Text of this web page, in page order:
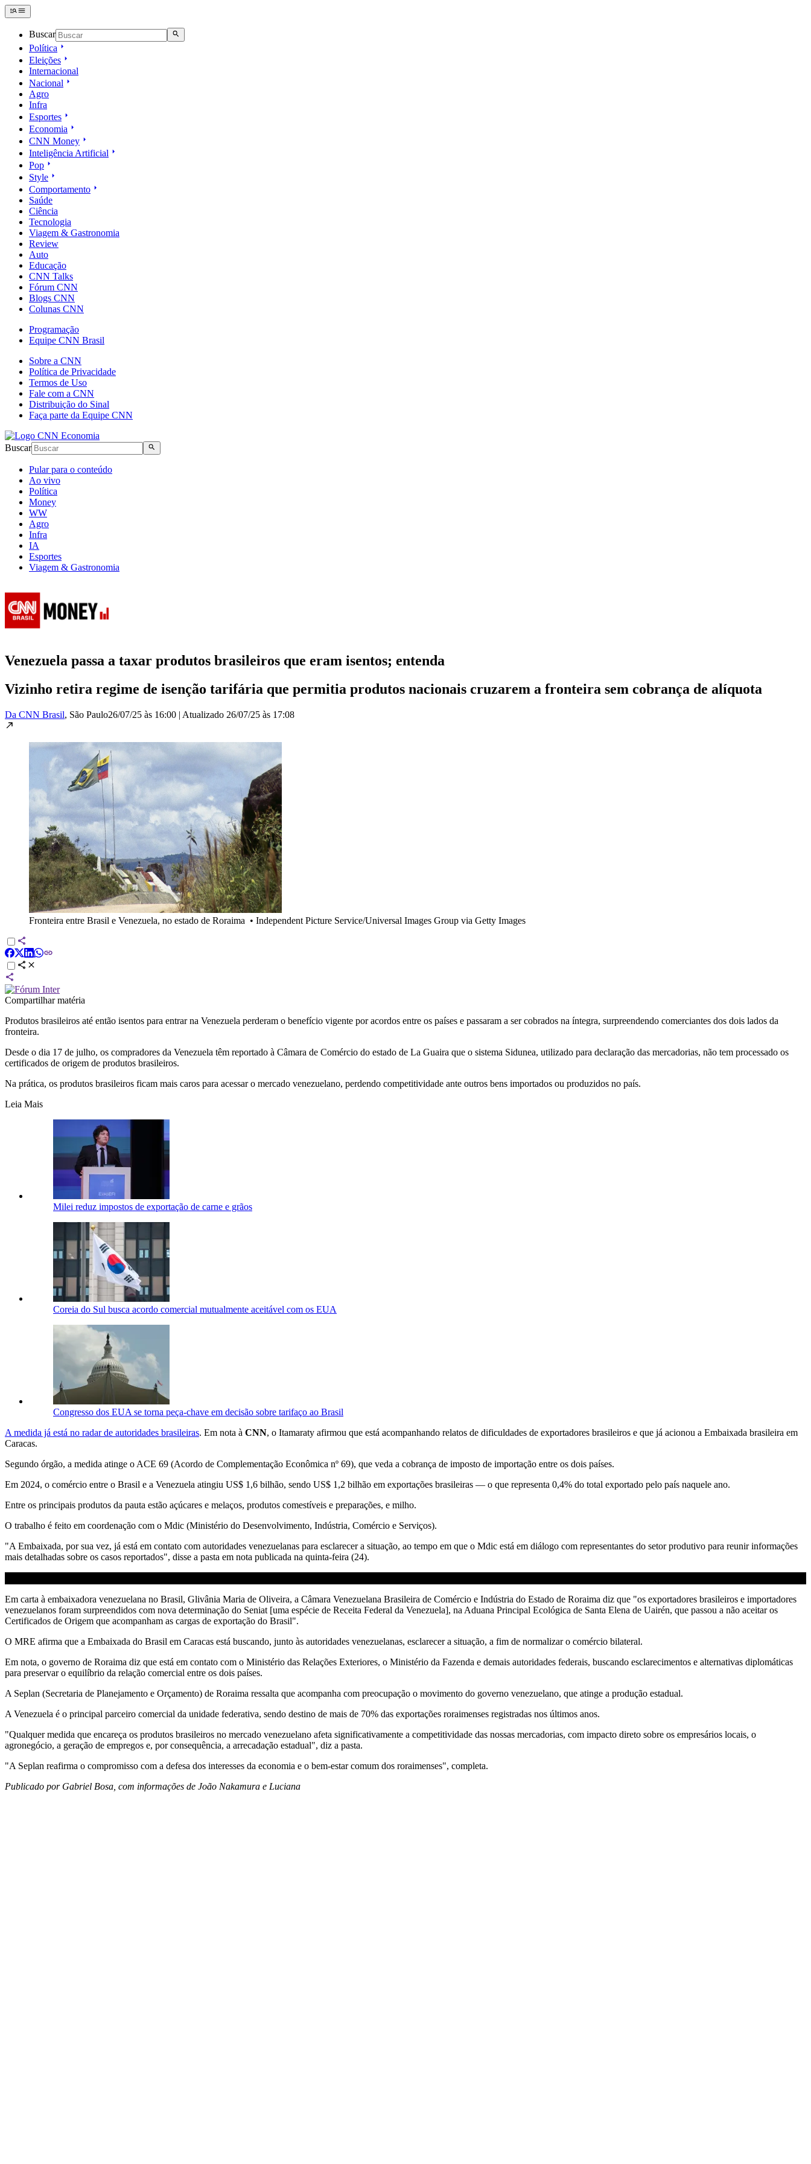
Buscar
Política
Eleições
Internacional
Nacional
Agro
Infra
Esportes
Economia
CNN Money
Inteligência Artificial
Pop
Style
Comportamento
Saúde
Ciência
Tecnologia
Viagem & Gastronomia
Review
Auto
Educação
CNN Talks
Fórum CNN
Blogs CNN
Colunas CNN
Programação
Equipe CNN Brasil
Sobre a CNN
Política de Privacidade
Termos de Uso
Fale com a CNN
Distribuição do Sinal
Faça parte da Equipe CNN
Buscar
Pular para o conteúdo
Ao vivo
Política
Money
WW
Agro
Infra
IA
Esportes
Viagem & Gastronomia
Venezuela passa a taxar produtos brasileiros que eram isentos; entenda
Vizinho retira regime de isenção tarifária que permitia produtos nacionais cruzarem a fronteira sem cobrança de alíquota
Da CNN Brasil, São Paulo26/07/25 às 16:00 | Atualizado 26/07/25 às 17:08
Fronteira entre Brasil e Venezuela, no estado de Roraima • Independent Picture Service/Universal Images Group via Getty Images
Compartilhar matéria
Produtos brasileiros até então isentos para entrar na Venezuela perderam o benefício vigente por acordos entre os países e passaram a ser cobrados na íntegra, surpreendendo comerciantes dos dois lados da
fronteira.
Desde o dia 17 de julho, os compradores da Venezuela têm reportado à Câmara de Comércio do estado de La Guaira que o sistema Sidunea, utilizado para declaração das mercadorias, não tem processado os
certificados de origem de produtos brasileiros.
Na prática, os produtos brasileiros ficam mais caros para acessar o mercado venezuelano, perdendo competitividade ante outros bens importados ou produzidos no país.
Leia Mais
Milei reduz impostos de exportação de carne e grãos
Coreia do Sul busca acordo comercial mutualmente aceitável com os EUA
Congresso dos EUA se torna peça-chave em decisão sobre tarifaço ao Brasil
A medida já está no radar de autoridades brasileiras. Em nota à CNN, o Itamaraty afirmou que está acompanhando relatos de dificuldades de exportadores brasileiros e que já acionou a Embaixada brasileira em
Caracas.
Segundo órgão, a medida atinge o ACE 69 (Acordo de Complementação Econômica nº 69), que veda a cobrança de imposto de importação entre os dois países.
Em 2024, o comércio entre o Brasil e a Venezuela atingiu US$ 1,6 bilhão, sendo US$ 1,2 bilhão em exportações brasileiras — o que representa 0,4% do total exportado pelo país naquele ano.
Entre os principais produtos da pauta estão açúcares e melaços, produtos comestíveis e preparações, e milho.
O trabalho é feito em coordenação com o Mdic (Ministério do Desenvolvimento, Indústria, Comércio e Serviços).
"A Embaixada, por sua vez, já está em contato com autoridades venezuelanas para esclarecer a situação, ao tempo em que o Mdic está em diálogo com representantes do setor produtivo para reunir informações
mais detalhadas sobre os casos reportados", disse a pasta em nota publicada na quinta-feira (24).
Em carta à embaixadora venezuelana no Brasil, Glivânia Maria de Oliveira, a Câmara Venezuelana Brasileira de Comércio e Indústria do Estado de Roraima diz que "os exportadores brasileiros e importadores
venezuelanos foram surpreendidos com nova determinação do Seniat [uma espécie de Receita Federal da Venezuela], na Aduana Principal Ecológica de Santa Elena de Uairén, que passou a não aceitar os
Certificados de Origem que acompanham as cargas de exportação do Brasil".
O MRE afirma que a Embaixada do Brasil em Caracas está buscando, junto às autoridades venezuelanas, esclarecer a situação, a fim de normalizar o comércio bilateral.
Em nota, o governo de Roraima diz que está em contato com o Ministério das Relações Exteriores, o Ministério da Fazenda e demais autoridades federais, buscando esclarecimentos e alternativas diplomáticas
para preservar o equilíbrio da relação comercial entre os dois países.
A Seplan (Secretaria de Planejamento e Orçamento) de Roraima ressalta que acompanha com preocupação o movimento do governo venezuelano, que atinge a produção estadual.
A Venezuela é o principal parceiro comercial da unidade federativa, sendo destino de mais de 70% das exportações roraimenses registradas nos últimos anos.
"Qualquer medida que encareça os produtos brasileiros no mercado venezuelano afeta significativamente a competitividade das nossas mercadorias, com impacto direto sobre os empresários locais, o
agronegócio, a geração de empregos e, por consequência, a arrecadação estadual", diz a pasta.
"A Seplan reafirma o compromisso com a defesa dos interesses da economia e o bem-estar comum dos roraimenses", completa.
Publicado por Gabriel Bosa, com informações de João Nakamura e Luciana